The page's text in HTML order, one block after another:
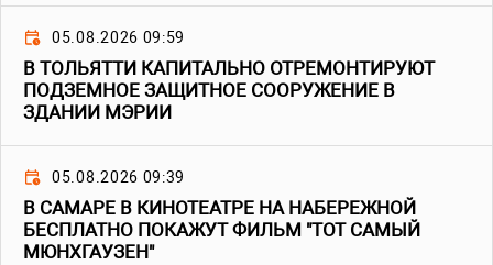
05.08.2026 09:59
В ТОЛЬЯТТИ КАПИТАЛЬНО ОТРЕМОНТИРУЮТ
ПОДЗЕМНОЕ ЗАЩИТНОЕ СООРУЖЕНИЕ В
ЗДАНИИ МЭРИИ
05.08.2026 09:39
В САМАРЕ В КИНОТЕАТРЕ НА НАБЕРЕЖНОЙ
БЕСПЛАТНО ПОКАЖУТ ФИЛЬМ "ТОТ САМЫЙ
МЮНХГАУЗЕН"